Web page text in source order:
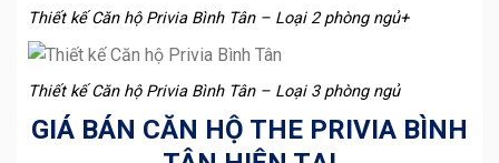
Thiết kế Căn hộ Privia Bình Tân – Loại 2 phòng ngủ+
Thiết kế Căn hộ Privia Bình Tân – Loại 3 phòng ngủ
GIÁ BÁN CĂN HỘ THE PRIVIA BÌNH